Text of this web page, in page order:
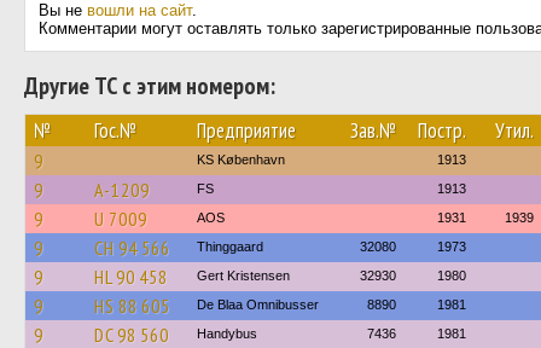
Вы не вошли на сайт.
Комментарии могут оставлять только зарегистрированные
Другие ТС с этим номером:
№ Гос.№ Предприятие Зав.№ Постр. Утил.
9 KS København 1913
9 A-1209 FS 1913
9 U 7009 AOS 1931 1939
9 CH 94 566 Thinggaard 32080 1973
9 HL 90 458 Gert Kristensen 32930 1980
9 HS 88 605 De Blaa Omnibusser 8890 1981
9 DC 98 560 Handybus 7436 1981